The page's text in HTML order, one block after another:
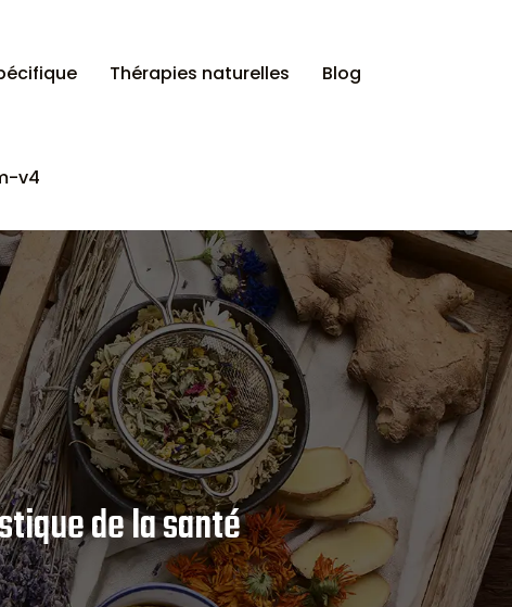
Thérapies naturelles Blog
v4
de la santé